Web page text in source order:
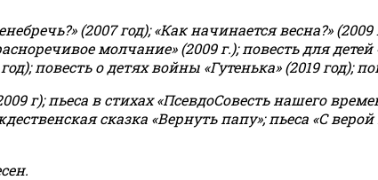
(2007 год); «Как начинается весна?» (2009
молчание» (2009 г.); повесть для
повесть о детях войны «Гутенька» (2019 год);
г); пьеса в стихах «ПсевдоСовесть нашего
сказка «Вернуть папу»; пьеса «С